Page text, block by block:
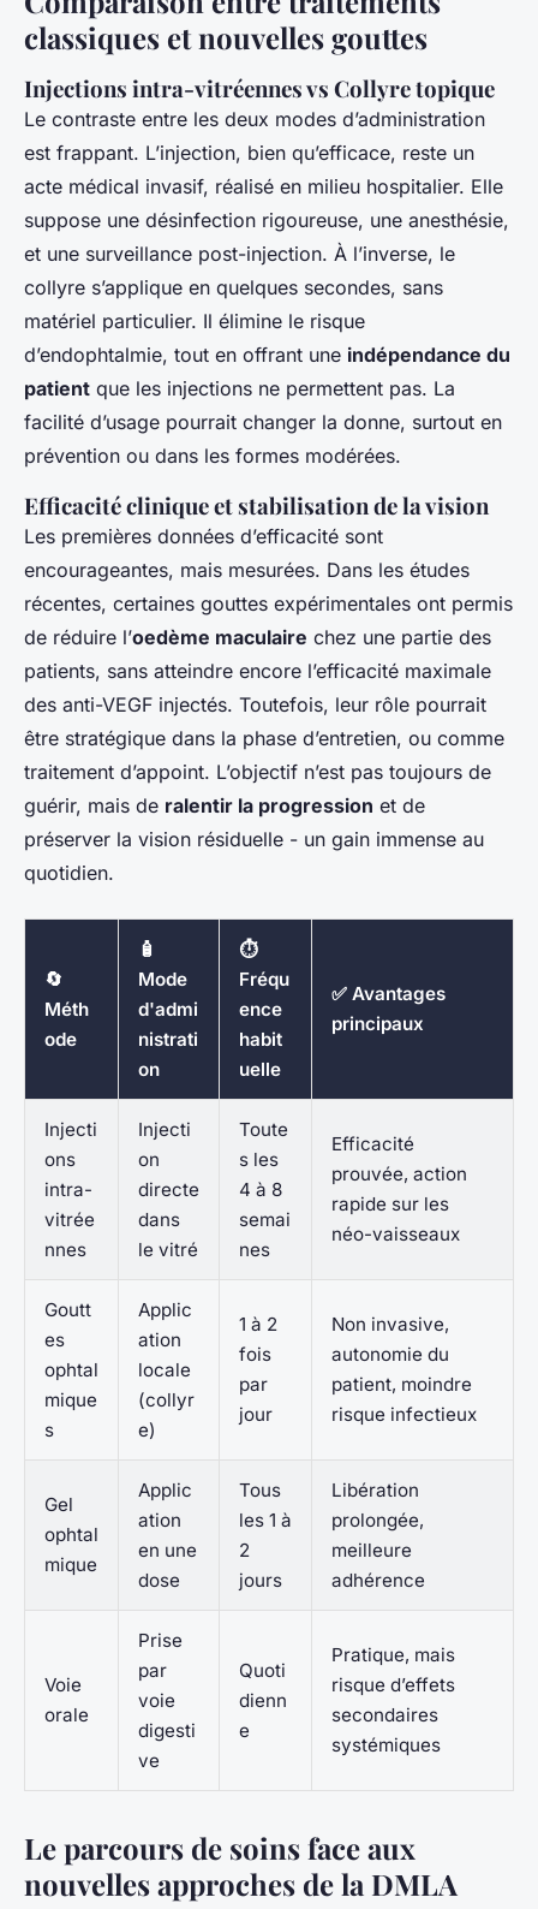
classiques et nouvelles gouttes
Injections intra-vitréennes vs Collyre topique
Le contraste entre les deux modes d’administration
est frappant. L’injection, bien qu’efficace, reste un
acte médical invasif, réalisé en milieu hospitalier. Elle
suppose une désinfection rigoureuse, une anesthésie,
et une surveillance post-injection. À l’inverse, le
collyre s’applique en quelques secondes, sans
matériel particulier. Il élimine le risque
d’endophtalmie, tout en offrant une indépendance du
patient que les injections ne permettent pas. La
facilité d’usage pourrait changer la donne, surtout en
prévention ou dans les formes modérées.
Efficacité clinique et stabilisation de la vision
Les premières données d’efficacité sont
encourageantes, mais mesurées. Dans les études
récentes, certaines gouttes expérimentales ont permis
de réduire l’oedème maculaire chez une partie des
patients, sans atteindre encore l’efficacité maximale
des anti-VEGF injectés. Toutefois, leur rôle pourrait
être stratégique dans la phase d’entretien, ou comme
traitement d’appoint. L’objectif n’est pas toujours de
guérir, mais de ralentir la progression et de
préserver la vision résiduelle - un gain immense au
quotidien.
🔄
Méth
ode
🧴
Mode
d'admi
nistrati
on
⏱️
Fréqu
ence
habit
uelle
✅ Avantages
principaux
Injecti
ons
intra-
vitrée
nnes
Injecti
on
directe
dans
le vitré
Toute
s les
4 à 8
semai
nes
Efficacité
prouvée, action
rapide sur les
néo-vaisseaux
Goutt
es
ophtal
mique
s
Applic
ation
locale
(collyr
e)
1 à 2
fois
par
jour
Non invasive,
autonomie du
patient, moindre
risque infectieux
Gel
ophtal
mique
Applic
ation
en une
dose
Tous
les 1 à
2
jours
Libération
prolongée,
meilleure
adhérence
Voie
orale
Prise
par
voie
digesti
ve
Quoti
dienn
e
Pratique, mais
risque d’effets
secondaires
systémiques
Le parcours de soins face aux
nouvelles approches de la DMLA